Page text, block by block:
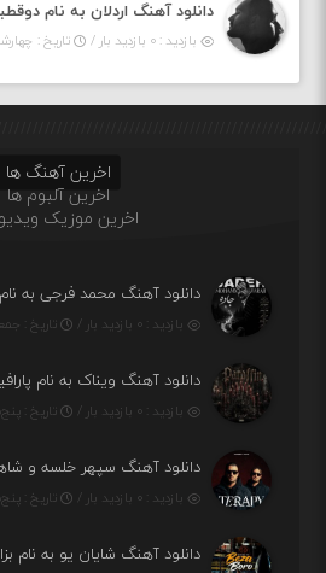
دانلود آهنگ اردلان به نام
بازدید : ۰ بازدید بار / تاریخ : چهارشنبه ۱۴
اخرین آهنگ ها
اخرین آلبوم ها
اخرین موزیک
دانلود آهنگ محمد فرجی به
بازدید : ۰ بازدید بار / تاریخ : جمعه ۱۶ مرداد
دانلود آهنگ ویناک به نام
بازدید : ۰ بازدید بار / تاریخ : پنج‌شنبه
دانلود آهنگ سپهر خلسه و
بازدید : ۰ بازدید بار / تاریخ : پنج‌شنبه
دانلود آهنگ شایان یو به نام